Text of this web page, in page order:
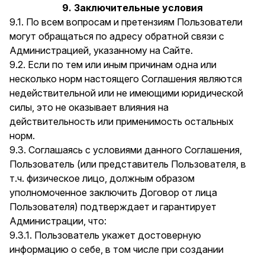
9. Заключительные условия
9.1. По всем вопросам и претензиям Пользователи
могут обращаться по адресу обратной связи с
Администрацией, указанному на Сайте.
9.2. Если по тем или иным причинам одна или
несколько норм настоящего Соглашения являются
недействительной или не имеющими юридической
силы, это не оказывает влияния на
действительность или применимость остальных
норм.
9.3. Соглашаясь с условиями данного Соглашения,
Пользователь (или представитель Пользователя, в
т.ч. физическое лицо, должным образом
уполномоченное заключить Договор от лица
Пользователя) подтверждает и гарантирует
Администрации, что:
9.3.1. Пользователь укажет достоверную
информацию о себе, в том числе при создании